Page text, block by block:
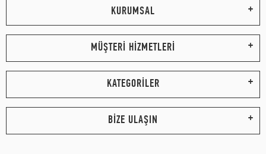
KURUMSAL
MÜŞTERİ HİZMETLERİ
KATEGORİLER
BİZE ULAŞIN